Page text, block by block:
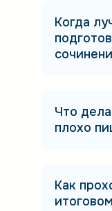
Когда
Что
плохо
Как